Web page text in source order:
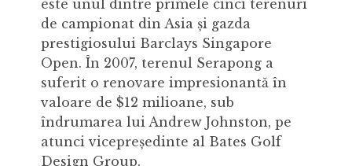
este unul dintre primele cinci terenuri
de campionat din Asia și gazda
prestigiosului Barclays Singapore
Open. În 2007, terenul Serapong a
suferit o renovare impresionantă în
valoare de $12 milioane, sub
îndrumarea lui Andrew Johnston, pe
atunci vicepreședinte al Bates Golf
Design Group.